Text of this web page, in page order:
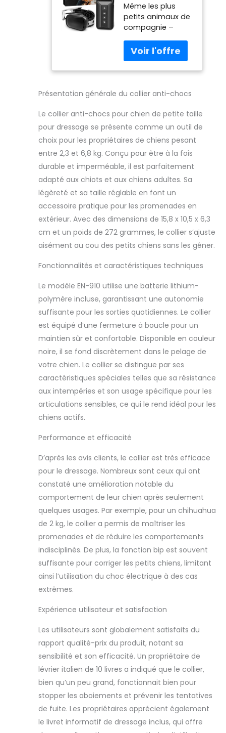
Taille pour
Dressage de
Petits Chiens
de 2,3 à 6,8 kg
avec
télécommande
– Étanche et
m
Même les plus
petits animaux de
compagnie –
colliers de
dressage disent «
convient aux
mais finissent par
eux. Le collier à
distance Envirik a
(20,3 à 66 cm) –
ce qui le rend
adapté à tous les
chiens de plus de
les chihuahuas et
les bichons Guide
de dressage pour
chien : chaque
commande est
livrée avec un
manuel
d'utilisation
complet
comment
enseigner les
commandes de
base, comment
utiliser le collier à
distance de
manière sûre et
efficace et
comment utiliser
efficacement le
renforcement
comportement
vie Renforcement
du comportement
positif : un
système complet
de dressage de
chien avec modes
sonores et
vibrations inclus.
Renforce les
habitudes
positives et le
changement de
pour une
extérieur ou en
intérieur. Portée
accrue de 304,8 m
Design minimaliste
et durable : le
collier étanche
renforcé résiste à
toutes les activités
de votre chien.
Design léger et
Présentation générale du collier anti-chocs
Le collier anti-chocs pour chien de petite taille
pour dressage se présente comme un outil de
choix pour les propriétaires de chiens pesant
entre 2,3 et 6,8 kg. Conçu pour être à la fois
durable et imperméable, il est parfaitement
adapté aux chiots et aux chiens adultes. Sa
légèreté et sa taille réglable en font un
accessoire pratique pour les promenades en
extérieur. Avec des dimensions de 15,8 x 10,5 x 6,3
cm et un poids de 272 grammes, le collier s’ajuste
aisément au cou des petits chiens sans les gêner.
Fonctionnalités et caractéristiques techniques
Le modèle EN-910 utilise une batterie lithium-
polymère incluse, garantissant une autonomie
suffisante pour les sorties quotidiennes. Le collier
est équipé d’une fermeture à boucle pour un
maintien sûr et confortable. Disponible en couleur
noire, il se fond discrètement dans le pelage de
votre chien. Le collier se distingue par ses
caractéristiques spéciales telles que sa résistance
aux intempéries et son usage spécifique pour les
articulations sensibles, ce qui le rend idéal pour les
chiens actifs.
Performance et efficacité
D’après les avis clients, le collier est très efficace
pour le dressage. Nombreux sont ceux qui ont
constaté une amélioration notable du
comportement de leur chien après seulement
quelques usages. Par exemple, pour un chihuahua
de 2 kg, le collier a permis de maîtriser les
promenades et de réduire les comportements
indisciplinés. De plus, la fonction bip est souvent
suffisante pour corriger les petits chiens, limitant
ainsi l’utilisation du choc électrique à des cas
extrêmes.
Expérience utilisateur et satisfaction
Les utilisateurs sont globalement satisfaits du
rapport qualité-prix du produit, notant sa
sensibilité et son efficacité. Un propriétaire de
lévrier italien de 10 livres a indiqué que le collier,
bien qu’un peu grand, fonctionnait bien pour
stopper les aboiements et prévenir les tentatives
de fuite. Les propriétaires apprécient également
le livret informatif de dressage inclus, qui offre